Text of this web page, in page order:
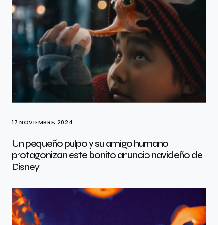
17 NOVIEMBRE, 2024
Un pequeño pulpo y su amigo humano
protagonizan este bonito anuncio navideño de
Disney